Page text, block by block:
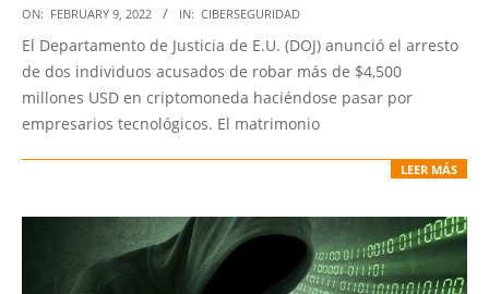
2022-
02-
09
ON: FEBRUARY 9, 2022 IN: CIBERSEGURIDAD
El Departamento de Justicia de E.U. (DOJ) anunció el arresto
de dos individuos acusados de robar más de $4,500
millones USD en criptomoneda haciéndose pasar por
empresarios tecnológicos. El matrimonio
LEER MÁS